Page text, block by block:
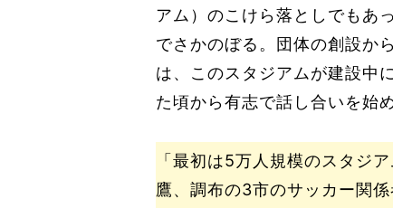
アム）のこけら落としでもあ
でさかのぼる。団体の創設か
は、このスタジアムが建設中
た頃から有志で話し合いを始
「最初は5万人規模のスタジ
鷹、調布の3市のサッカー関